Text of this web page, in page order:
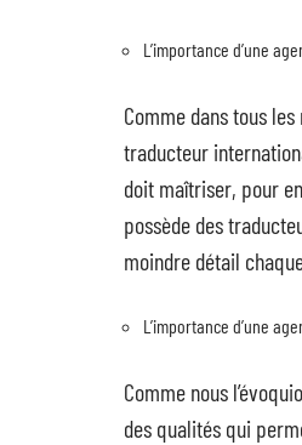
L’importance d’une
Comme dans tous
traducteur
doit maîtriser, pour
possède des
moindre détail
L’importance d’une
Comme nous
des qualités qui